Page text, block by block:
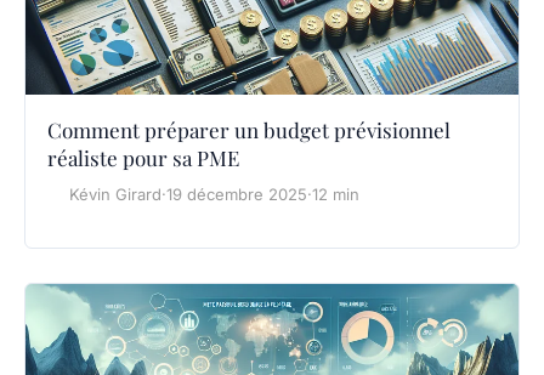
Comment préparer un budget prévisionnel
réaliste pour sa PME
Kévin Girard·19 décembre 2025·12 min